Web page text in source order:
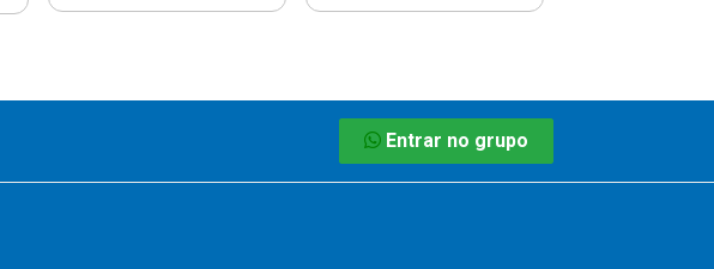
Entrar no grupo